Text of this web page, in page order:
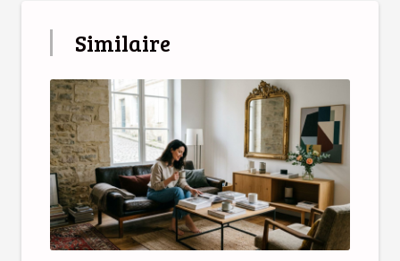
Similaire